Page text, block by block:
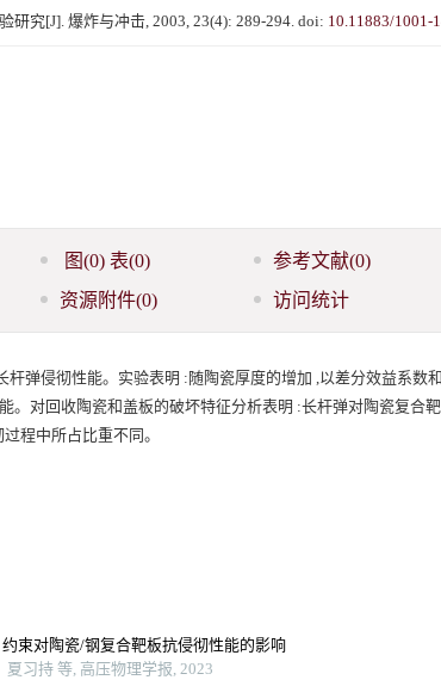
究[J]. 爆炸与冲击, 2003, 23(4): 289-294. doi: 10.11883/1001-
图(0) 表(0) 参考文献(0)
资源附件(0) 访问统计
杆弹侵彻性能。实验表明 :随陶瓷厚度的增加 ,以差分效益系数
。对回收陶瓷和盖板的破坏特征分析表明 :长杆弹对陶瓷复合
程中所占比重不同。
约束对陶瓷/钢复合靶板抗侵彻性能的影响
夏习持 等, 高压物理学报, 2023